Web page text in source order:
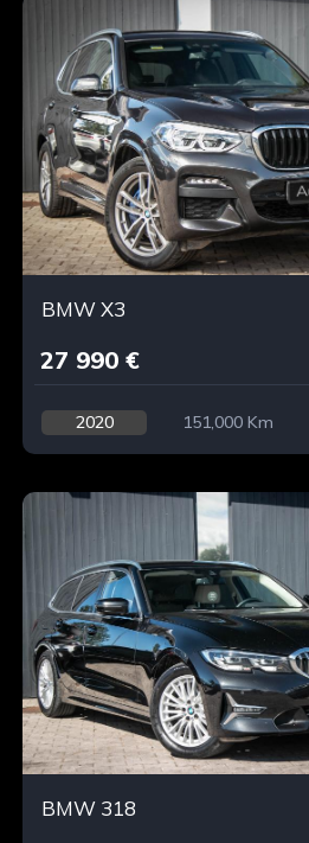
BMW X3
27 990 €
2020 151,000 Km
BMW 318